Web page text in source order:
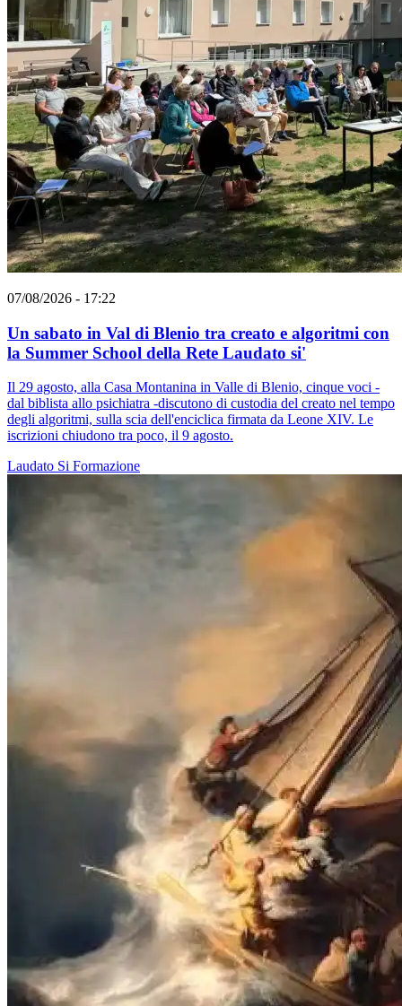
07/08/2026 - 17:22
Un sabato in Val di Blenio tra creato e algoritmi con
la Summer School della Rete Laudato si'
Il 29 agosto, alla Casa Montanina in Valle di Blenio, cinque voci -
dal biblista allo psichiatra -discutono di custodia del creato nel tempo
degli algoritmi, sulla scia dell'enciclica firmata da Leone XIV. Le
iscrizioni chiudono tra poco, il 9 agosto.
Laudato Si Formazione